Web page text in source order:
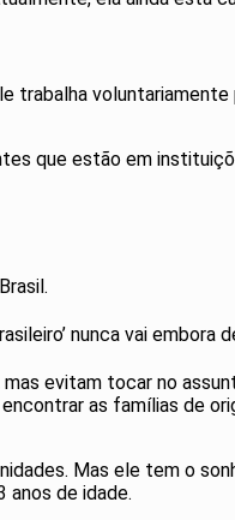
trabalha
que estão em
nunca vai embora
evitam tocar no
as famílias de
Mas ele tem o
anos de idade.